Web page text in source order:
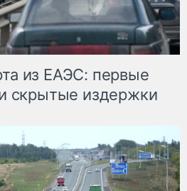
из ЕАЭС: первые
скрытые издержки